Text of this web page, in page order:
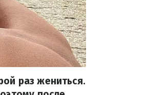
раз жениться.